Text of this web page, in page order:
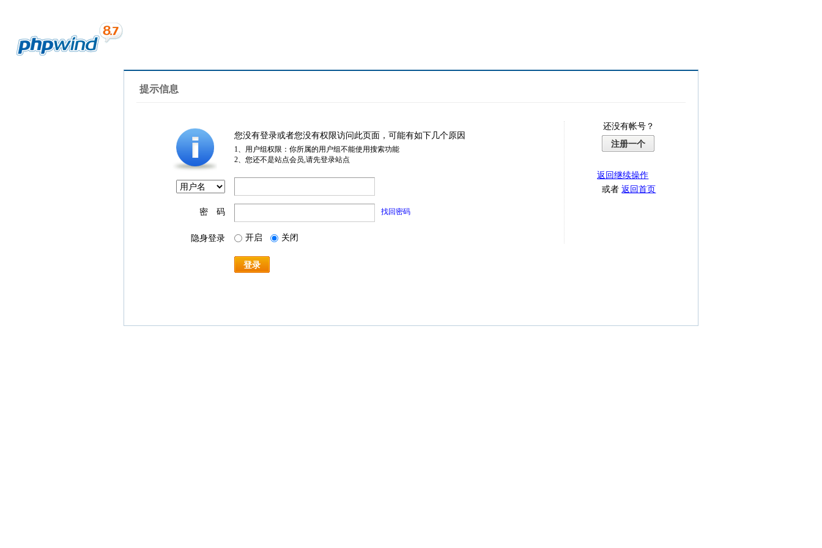
提示信息
您没有登录或者您没有权限访问此页面，可能有如下几个原因
1、用户组权限：你所属的用户组不能使用搜索功能
2、您还不是站点会员,请先登录站点
密 码 找回密码
隐身登录 开启 关闭
登录
还没有帐号？
注册一个
返回继续操作
或者返回首页